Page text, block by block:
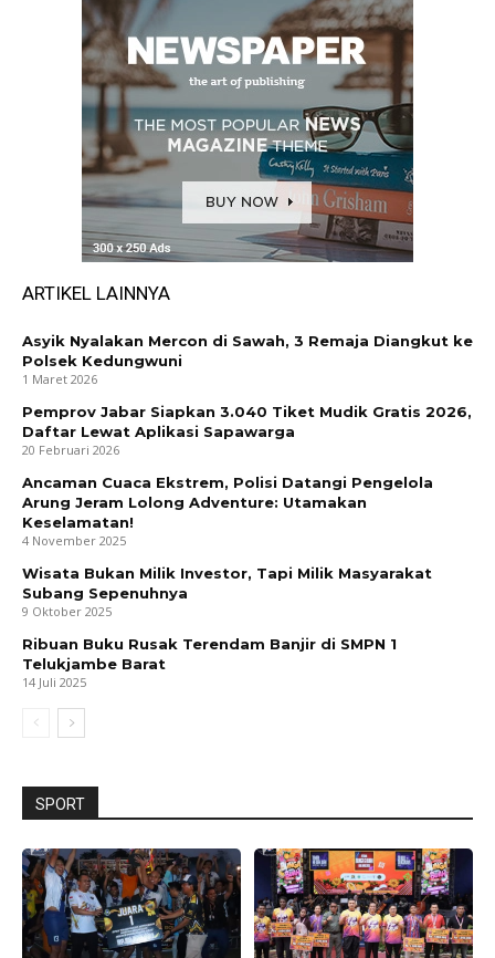
ARTIKEL LAINNYA
Asyik Nyalakan Mercon di Sawah, 3 Remaja Diangkut ke
Polsek Kedungwuni
1 Maret 2026
Pemprov Jabar Siapkan 3.040 Tiket Mudik Gratis 2026,
Daftar Lewat Aplikasi Sapawarga
20 Februari 2026
Ancaman Cuaca Ekstrem, Polisi Datangi Pengelola
Arung Jeram Lolong Adventure: Utamakan
Keselamatan!
4 November 2025
Wisata Bukan Milik Investor, Tapi Milik Masyarakat
Subang Sepenuhnya
9 Oktober 2025
Ribuan Buku Rusak Terendam Banjir di SMPN 1
Telukjambe Barat
14 Juli 2025
SPORT